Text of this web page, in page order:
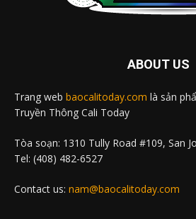
ABOUT US
Trang web baocalitoday.com là sản
Truyền Thông Cali Today
Tòa soạn: 1310 Tully Road #109, San
Tel: (408) 482-6527
Contact us: nam@baocalitoday.com